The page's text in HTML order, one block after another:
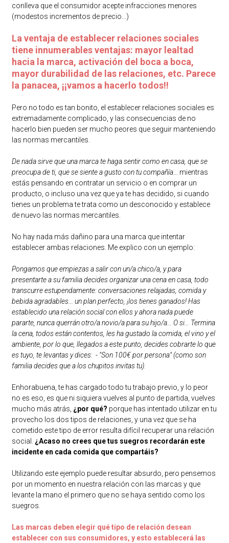
conlleva que el consumidor acepte infracciones menores
(modestos incrementos de precio...)
La ventaja de establecer relaciones sociales
tiene innumerables ventajas: mayor lealtad
hacia la marca, activación del boca a boca,
mayor durabilidad de las relaciones, etc. Parece
la panacea, ¡¡vamos a hacerlo todos!!
Pero no todo es tan bonito, el establecer relaciones sociales es
extremadamente complicado, y las consecuencias de no
hacerlo bien pueden ser mucho peores que seguir manteniendo
las normas mercantiles.
De nada sirve que una marca te haga sentir como en casa, que se
preocupa de ti, que se siente a gusto con tu compañía... mientras
estás pensando en contratar un servicio o en comprar un
producto, o incluso una vez que ya te has decidido, si cuando
tienes un problema te trata como un desconocido y establece
de nuevo las normas mercantiles.
No hay nada más dañino para una marca que intentar
establecer ambas relaciones. Me explico con un ejemplo:
Pongamos que empiezas a salir con un/a chico/a, y para
presentarte a su familia decides organizar una cena en casa, todo
transcurre estupendamente: conversaciones relajadas, comida y
bebida agradables... un plan perfecto, ¡los tienes ganados! Has
establecido una relación social con ellos y ahora nada puede
pararte, nunca querrán otro/a novio/a para su hijo/a... O si... Termina
la cena, todos están contentos, les ha gustado la comida, el vino y el
ambiente, por lo que, llegados a este punto, decides cobrarte lo que
es tuyo, te levantas y dices: - "Son 100€ por persona" (como son
familia decides que a los chupitos invitas tu).
Enhorabuena, te has cargado todo tu trabajo previo, y lo peor
no es eso, es que ni siquiera vuelves al punto de partida, vuelves
mucho más atrás, ¿por qué? porque has intentado utilizar en tu
provecho los dos tipos de relaciones, y una vez que se ha
cometido este tipo de error resulta difícil recuperar una relación
social.
¿Acaso no crees que tus suegros recordarán este
incidente en cada comida que compartáis?
Utilizando este ejemplo puede resultar absurdo, pero pensemos
por un momento en nuestra relación con las marcas y que
levante la mano el primero que no se haya sentido como los
suegros.
Las marcas deben elegir qué tipo de relación desean
establecer con sus consumidores, y esto establecerá las